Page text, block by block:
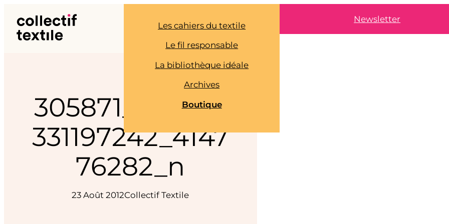
contenu
Les cahiers du textile
Le fil responsable
La bibliothèque idéale
Archives
Boutique
Newsletter
305871_255055
331197242_4147
76282_n
23 Août 2012Collectif Textile